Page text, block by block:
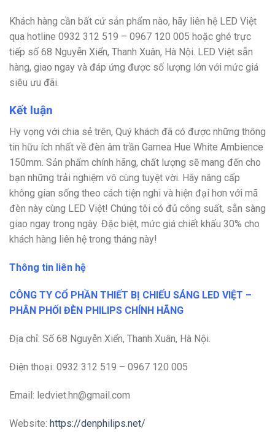
Khách hàng cần bất cứ sản phẩm nào, hãy liên hệ LED Việt
qua hotline 0932 312 519 – 0967 120 005 hoặc ghé trực
tiếp số 68 Nguyễn Xiển, Thanh Xuân, Hà Nội. LED Việt sẵn
hàng, giao ngay và đáp ứng được số lượng lớn với mức giá
siêu ưu đãi.
Kết luận
Hy vọng với chia sẻ trên, Quý khách đã có được những thông
tin hữu ích nhất về đèn âm trần Garnea Hue White Ambience
150mm. Sản phẩm chính hãng, chất lượng sẽ mang đến cho
bạn những trải nghiệm vô cùng tuyệt vời. Hãy nâng cấp
không gian sống theo cách tiện nghi và hiện đại hơn với mã
đèn này cùng LED Việt! Chúng tôi có đủ công suất, sẵn sàng
giao ngay trong ngày. Đặc biệt, mức giá chiết khấu 30% cho
khách hàng liên hệ trong tháng này!
Thông tin liên hệ
CÔNG TY CỔ PHẦN THIẾT BỊ CHIẾU SÁNG LED VIỆT –
PHÂN PHỐI ĐÈN PHILIPS CHÍNH HÃNG
Địa chỉ: Số 68 Nguyễn Xiển, Thanh Xuân, Hà Nội.
Điện thoại: 0932 312 519 – 0967 120 005
Email: ledviet.hn@gmail.com
Website: https://denphilips.net/